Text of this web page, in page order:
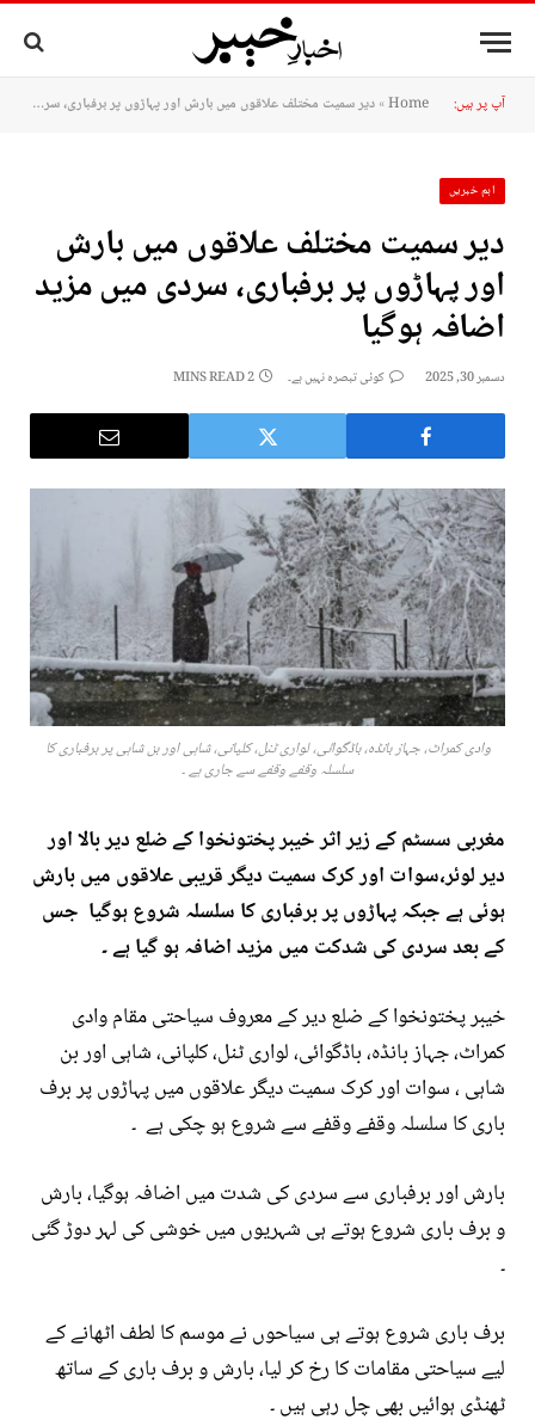
آپ پر ہیں: Home
»دیر سمیت مختلف علاقوں میں بارش اور پہاڑوں پر برفباری، سردی میں مزید اضافہ ہوگیا
اہم خبریں
دیر سمیت مختلف علاقوں میں بارش
اور پہاڑوں پر برفباری، سردی میں مزید
اضافہ ہوگیا
دسمبر 30, 2025 کوئی تبصرہ نہیں ہے۔ 2 MINS READ
وادی کمراٹ، جہاز بانڈہ، باڈگوائی، لواری ٹنل، کلپانی، شاہی اور بن شاہی پر برفباری کا
سلسلہ وقفے وقفے سے جاری ہے ۔
مغربی سسٹم کے زیر اثر خیبر پختونخوا کے ضلع دیر بالا اور
دیر لوئر،سوات اور کرک سمیت دیگر قریبی علاقوں میں بارش
ہوئی ہے جبکہ پہاڑوں پر برفباری کا سلسلہ شروع ہوگیا جس
کے بعد سردی کی شدکت میں مزید اضافہ ہو گیا ہے ۔
خیبر پختونخوا کے ضلع دیر کے معروف سیاحتی مقام وادی
کمراٹ، جہاز بانڈہ، باڈگوائی، لواری ٹنل، کلپانی، شاہی اور بن
شاہی ، سوات اور کرک سمیت دیگر علاقوں میں پہاڑوں پر برف
باری کا سلسلہ وقفے وقفے سے شروع ہو چکی ہے ۔
بارش اور برفباری سے سردی کی شدت میں اضافہ ہوگیا، بارش
و برف باری شروع ہوتے ہی شہریوں میں خوشی کی لہر دوڑ گئی
۔
برف باری شروع ہوتے ہی سیاحوں نے موسم کا لطف اٹھانے کے
لیے سیاحتی مقامات کا رخ کر لیا، بارش و برف باری کے ساتھ
ٹھنڈی ہوائیں بھی چل رہی ہیں ۔